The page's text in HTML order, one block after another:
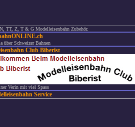
TT, Z, T & G Modelleisenbahn Zubehör.
über Schweizer Bahnen
Club Biberist
Verin mit viel Spass
Service